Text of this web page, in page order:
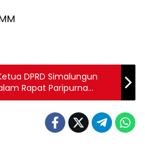
DPRD Simalungun
Rapat Paripurna
2024